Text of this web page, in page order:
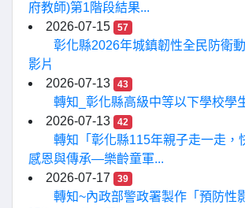
府教師)第1階段結果...
2026-07-15
57
彰化縣2026年城鎮韌性全民防衛
影片
2026-07-13
43
轉知_彰化縣高級中等以下學校學
2026-07-13
42
轉知「彰化縣115年親子走一走，
感恩與傳承—樂齡童軍...
2026-07-17
39
轉知~內政部警政署製作「預防性